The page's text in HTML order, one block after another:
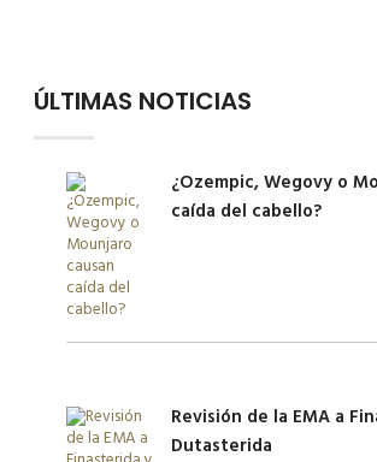
ÚLTIMAS NOTICIAS
¿Ozempic, Wegovy o
caída del cabello?
Revisión de la EMA a
Dutasterida